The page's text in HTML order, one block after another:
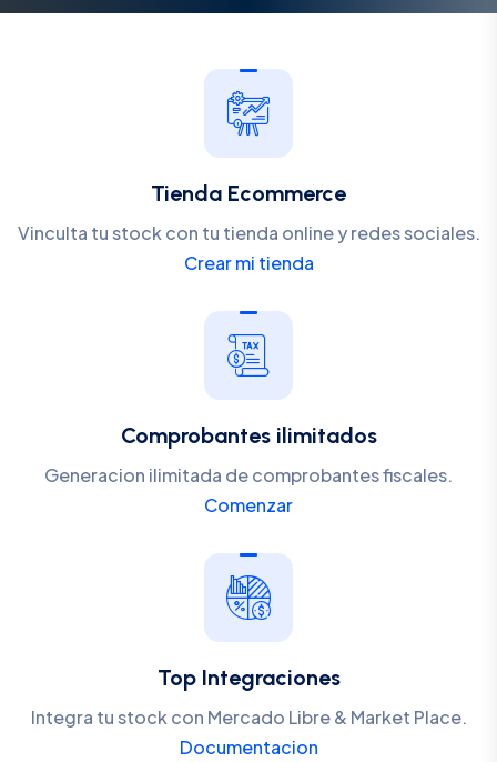
Tienda Ecommerce
Vinculta tu stock con tu tienda online y redes sociales.
Crear mi tienda
Comprobantes ilimitados
Generacion ilimitada de comprobantes fiscales.
Comenzar
Top Integraciones
Integra tu stock con Mercado Libre & Market Place.
Documentacion